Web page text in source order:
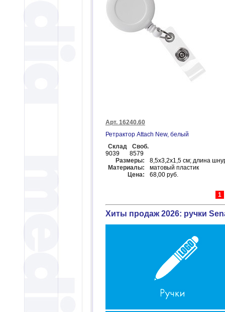
Арт. 16240.60
Ретрактор Attach New, белый
Склад
Своб.
9039
8579
Размеры:
8,5х3,2х1,5 см; длина
Материалы:
матовый пластик
Цена:
68,00 руб.
1
Хиты продаж 2026: ручки